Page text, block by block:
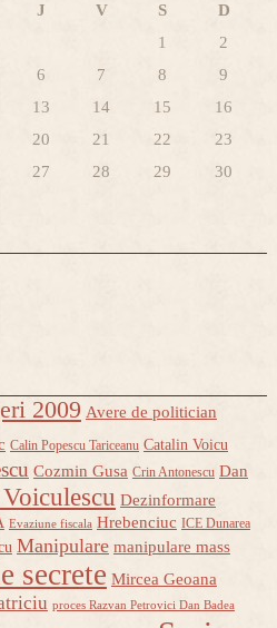
J V S
D
1
2
6 7 8
9
13 14 15
16
20 21 22
23
27 28 29
30
2009 Avere de politician
Calin Popescu Tariceanu Catalin Voicu
Cozmin Gusa Crin Antonescu Dan
Dezinformare
Evaziune fiscala Hrebenciuc ICE Dunarea
Manipulare manipulare mass
secrete Mircea Geoana
proces Razvan Petrovici Dan Badea